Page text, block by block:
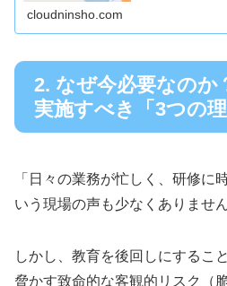
cloudninsho.com
2. なぜ今必要なのか
実施すべき「3つの理
「日々の業務が忙しく、研修に
いう現場の声も少なくありません
しかし、教育を後回しにするこ
脅かす致命的な客観的リスク（